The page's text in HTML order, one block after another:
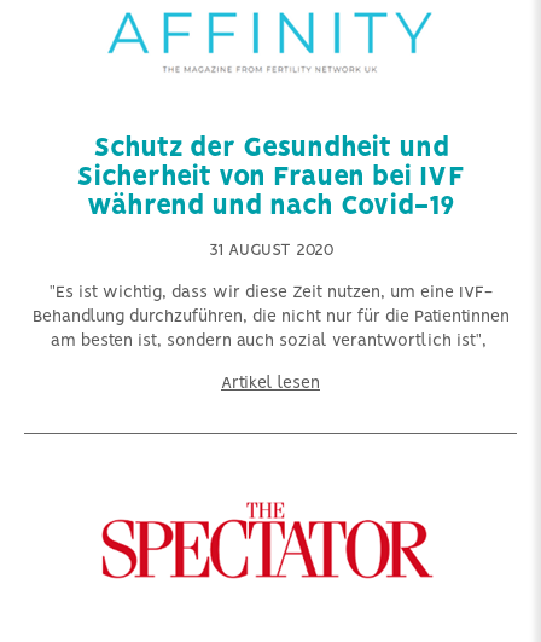
Schutz der Gesundheit und
Sicherheit von Frauen bei IVF
während und nach Covid-19
31 AUGUST 2020
"Es ist wichtig, dass wir diese Zeit nutzen, um eine IVF-
Behandlung durchzuführen, die nicht nur für die Patientinnen
am besten ist, sondern auch sozial verantwortlich ist",
Artikel lesen